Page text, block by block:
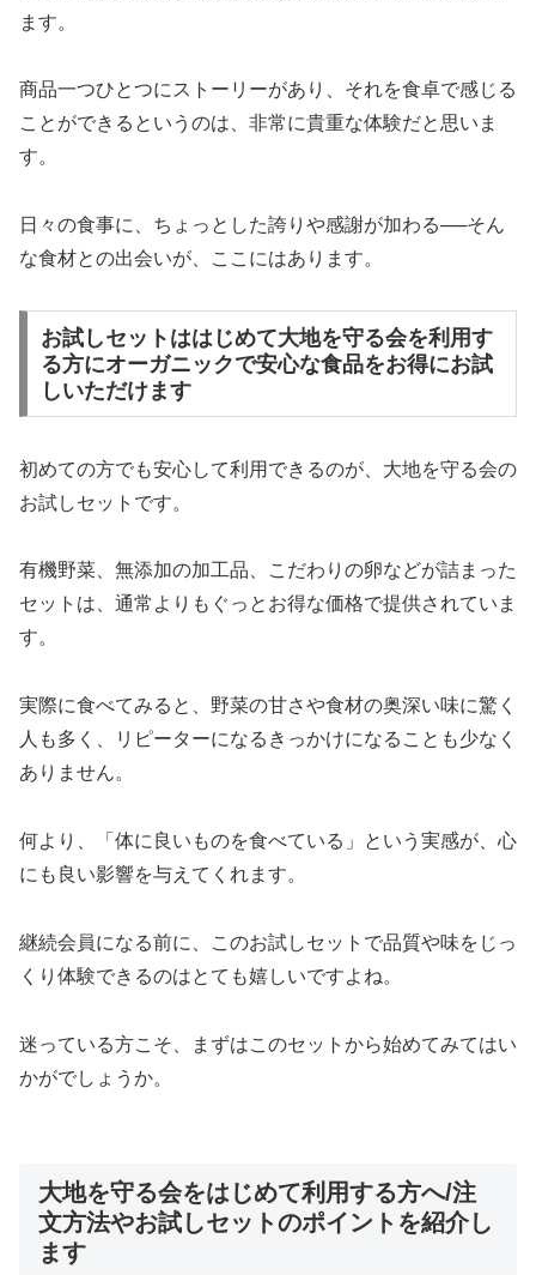
ます。
商品一つひとつにストーリーがあり、それを食卓で感じる
ことができるというのは、非常に貴重な体験だと思いま
す。
日々の食事に、ちょっとした誇りや感謝が加わる──そん
な食材との出会いが、ここにはあります。
お試しセットははじめて大地を守る会を利用す
る方にオーガニックで安心な食品をお得にお試
しいただけます
初めての方でも安心して利用できるのが、大地を守る会の
お試しセットです。
有機野菜、無添加の加工品、こだわりの卵などが詰まった
セットは、通常よりもぐっとお得な価格で提供されていま
す。
実際に食べてみると、野菜の甘さや食材の奥深い味に驚く
人も多く、リピーターになるきっかけになることも少なく
ありません。
何より、「体に良いものを食べている」という実感が、心
にも良い影響を与えてくれます。
継続会員になる前に、このお試しセットで品質や味をじっ
くり体験できるのはとても嬉しいですよね。
迷っている方こそ、まずはこのセットから始めてみてはい
かがでしょうか。
大地を守る会をはじめて利用する方へ/注
文方法やお試しセットのポイントを紹介し
ます